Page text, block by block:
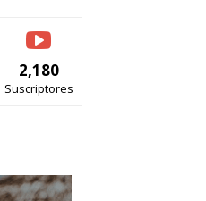
2,180
Suscriptores